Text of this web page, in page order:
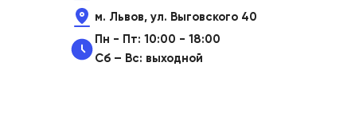
м. Львов, ул. Выговского 40
Пн - Пт: 10:00 - 18:00
Сб – Вс: выходной